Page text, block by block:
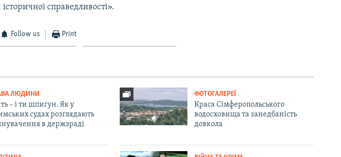
справедливості».
Follow us Print
ЛЮДИНИ
– і ти шпигун. Як у
судах розглядають
в держзраді
ФОТОГАЛЕРЕЇ
Краса Сімферопольського
водосховища та занедбаність
довкола